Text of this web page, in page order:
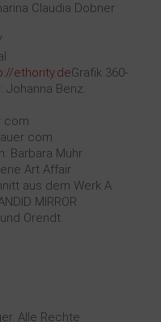
Claudia Dobner
ethority.deGrafik 360-
Johanna Benz:
com
com
Barbara Muhr
Art Affair
aus dem Werk A
MIRROR
Orendt.
Alle Rechte